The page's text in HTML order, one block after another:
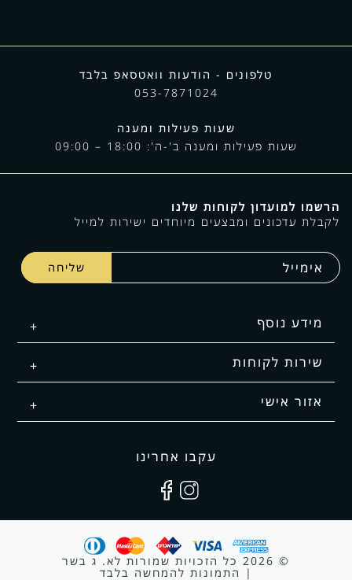
טלפונים - הודעות וואטסאפ בלבד
053-7871024
שעות פעילות ומענה
שעות פעילות ומענה ב'-ה': 18:00 – 09:00
הרשמו למועדון לקוחות שלנו
לקבלת עדכונים ומבצעים מיוחדים ישירות למייל
מידע נוסף
שירות לקוחות
אזור אישי
עקבו אחרינו
© 2026 כל הזכויות שמורות לא. ג בשר
| התמונות להמחשה בלבד